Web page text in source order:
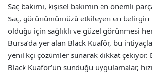
Saç bakımı, kişisel bakımın en önemli
Saç, görünümümüzü etkileyen en
olduğu için sağlıklı ve güzel görünmesi
Bursa’da yer alan Black Kuaför, bu
yenilikçi çözümler sunarak dikkat çekiyor.
Black Kuaför’ün sunduğu uygulamalar,